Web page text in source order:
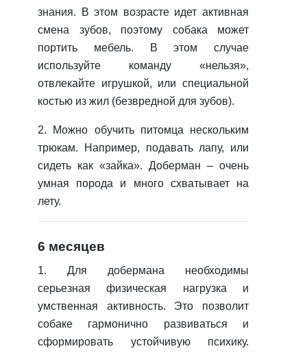
знания. В этом возрасте идет активная
смена зубов, поэтому собака может
портить мебель. В этом случае
используйте команду «нельзя»,
отвлекайте игрушкой, или специальной
костью из жил (безвредной для зубов).
2. Можно обучить питомца нескольким
трюкам. Например, подавать лапу, или
сидеть как «зайка». Доберман – очень
умная порода и много схватывает на
лету.
6 месяцев
1. Для добермана необходимы
серьезная физическая нагрузка и
умственная активность. Это позволит
собаке гармонично развиваться и
сформировать устойчивую психику.